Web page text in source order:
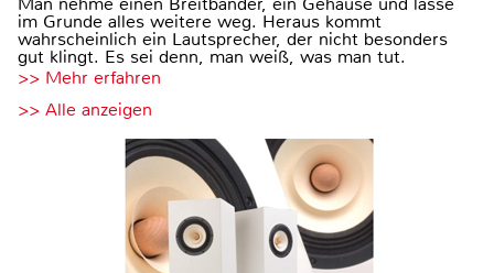
im Grunde alles weitere weg. Heraus kommt
wahrscheinlich ein Lautsprecher, der nicht besonders
gut klingt. Es sei denn, man weiß, was man tut.
>> Mehr erfahren
>> Alle anzeigen